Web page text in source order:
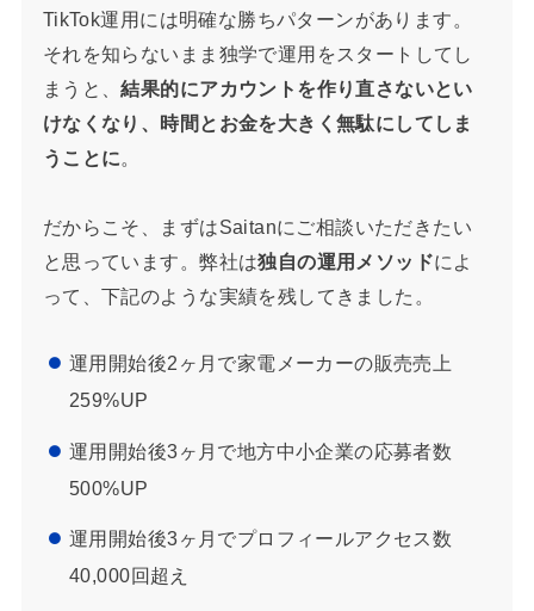
TikTok運用には明確な勝ちパターンがあります。
それを知らないまま独学で運用をスタートしてし
まうと、結果的にアカウントを作り直さないとい
けなくなり、時間とお金を大きく無駄にしてしま
うことに。
だからこそ、まずはSaitanにご相談いただきたい
と思っています。弊社は独自の運用メソッドによ
って、下記のような実績を残してきました。
運用開始後2ヶ月で家電メーカーの販売売上
259%UP
運用開始後3ヶ月で地方中小企業の応募者数
500%UP
運用開始後3ヶ月でプロフィールアクセス数
40,000回超え